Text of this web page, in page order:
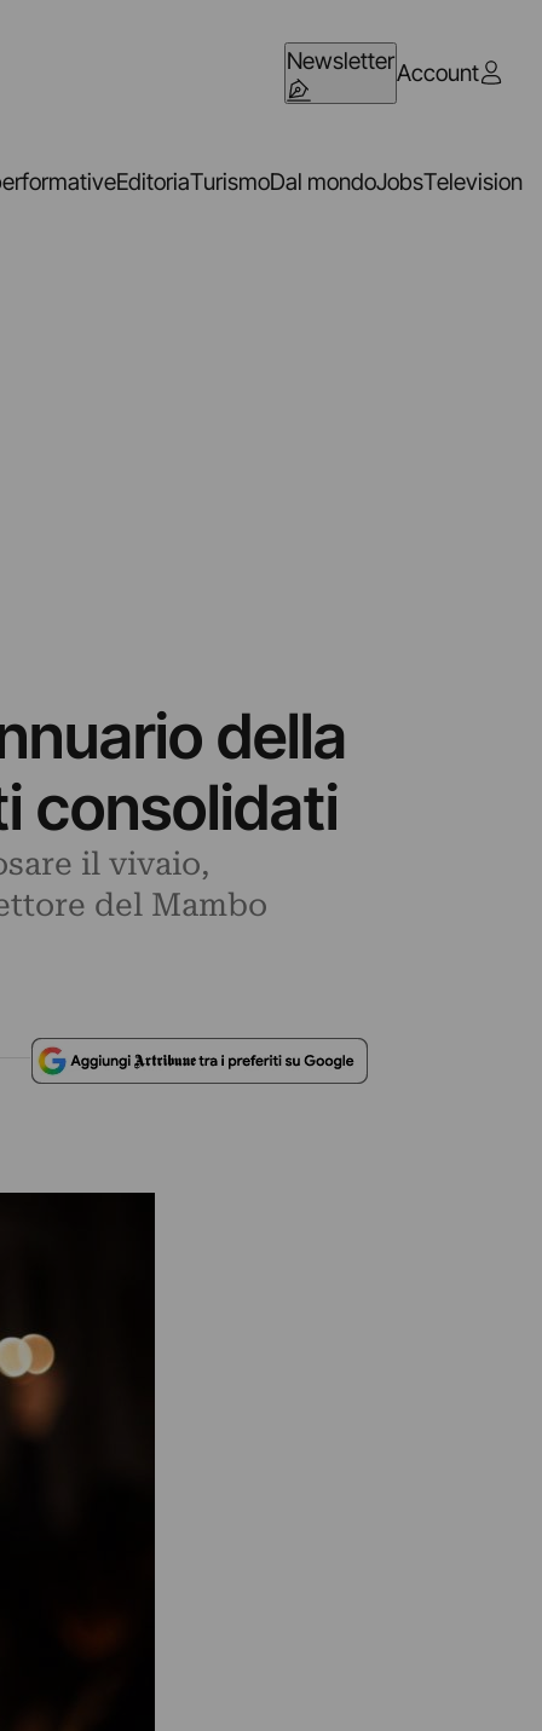
NewsletterAccount
EditoriaTurismoDal mondoJobsTelevision
della
consolidati
il vivaio,
del Mambo